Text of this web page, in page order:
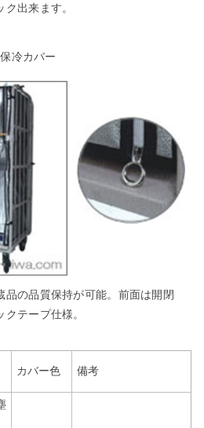
出来ます。
保冷カバー
品の品質保持が可能。前面は開閉
テープ仕様。
カバー色 備考